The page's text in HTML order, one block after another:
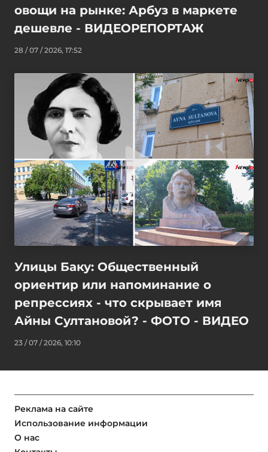
овощи на рынке: Арбуз в маркете
дешевле - ВИДЕОРЕПОРТАЖ
28 / 07 / 2026, 17:52
Улицы Баку: Общественный
ориентир или напоминание о
репрессиях - что скрывает имя
Айны Султановой? - ФОТО - ВИДЕО
23 / 07 / 2026, 10:10
Реклама на сайте
Использование информации
О нас